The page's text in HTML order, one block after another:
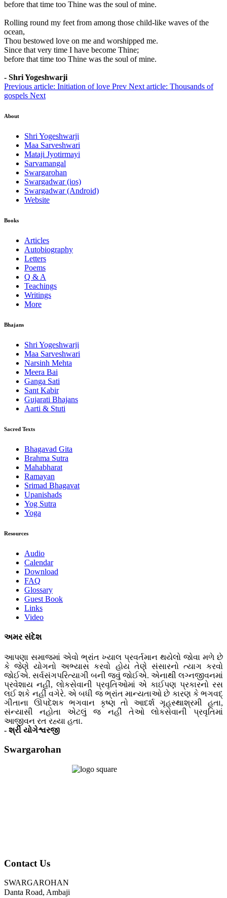
before that time too Thine was the soul of mine.
Rolling round my feet from among those child-like waves of the
ocean,
Thou bestowed love on me and worshipped me.
Since that very time I have become Thine;
before that time too Thine was the soul of mine.
- Shri Yogeshwarji
Previous article: Initiation of love Prev Next article: Thousands of
gospels Next
About
Shri Yogeshwarji
Maa Sarveshwari
Mataji Jyotirmayi
Sarvamangal
Swargarohan
Swargadwar (ios)
Swargadwar (Android)
Website
Books
Articles
Autobiography
Letters
Poems
Q & A
Teachings
Writings
More
Bhajans
Shri Yogeshwarji
Maa Sarveshwari
Narsinh Mehta
Meera Bai
Ganga Sati
Sant Kabir
Gujarati Bhajans
Aarti & Stuti
Sacred Texts
Bhagavad Gita
Brahma Sutra
Mahabharat
Ramayan
Srimad Bhagavat
Upanishads
Yog Sutra
Yoga
Resources
Audio
Calendar
Download
FAQ
Glossary
Guest Book
Links
Video
અમર સંદેશ
આપણા સમાજમાં એવો ભ્રાંત ખ્યાલ પ્રવર્તમાન થયેલો જોવા મળે છે
કે જેણે યોગનો અભ્યાસ કરવો હોય તેણે સંસારનો ત્યાગ કરવો
જોઈએ. સર્વસંગપરિત્યાગી બની જવું જોઈએ. એનાથી લગ્નજીવનમાં
પ્રવેશાય નહીં, લોકસેવાની પ્રવૃતિઓમાં એ કાઈપણ પ્રકારનો રસ
લઈ શકે નહીં વગેરે. એ બધી જ ભ્રાંત માન્યતાઓ છે કારણ કે ભગવદ્
ગીતાના ઊપદેશક ભગવાન કૃષ્ણ તો આદર્શ ગૃહસ્થાશ્રમી હતા,
સંન્યાસી નહોતા એટલું જ નહીં તેઓ લોકસેવાની પ્રવૃતિમાં
આજીવન રત રહ્યા હતા.
- શ્રી યોગેશ્વરજી
Swargarohan
Contact Us
SWARGAROHAN
Danta Road, Ambaji